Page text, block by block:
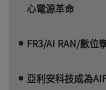
心電源革命
FR3/AI RAN/數
亞利安科技成為